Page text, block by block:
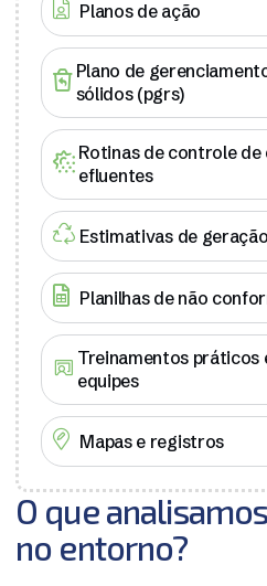
Planos de ação
Plano de
sólidos (pgrs)
Rotinas de controle de
efluentes
Estimativas de
Planilhas de não
Treinamentos práticos
equipes
Mapas e registros
O que
no entorno?